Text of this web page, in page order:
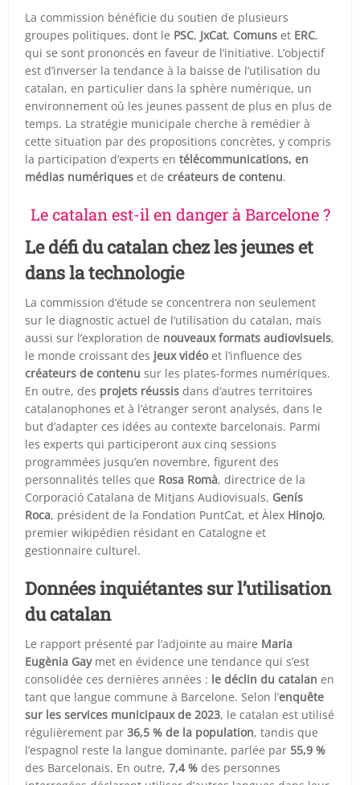
La commission bénéficie du soutien de plusieurs
groupes politiques, dont le PSC, JxCat, Comuns et ERC,
qui se sont prononcés en faveur de l’initiative. L’objectif
est d’inverser la tendance à la baisse de l’utilisation du
catalan, en particulier dans la sphère numérique, un
environnement où les jeunes passent de plus en plus de
temps. La stratégie municipale cherche à remédier à
cette situation par des propositions concrètes, y compris
la participation d’experts entélécommunications, en
médias numériques et decréateurs de contenu.
Le catalan est-il en danger à Barcelone ?
Le défi du catalan chez les jeunes et
dans la technologie
La commission d’étude se concentrera non seulement
sur le diagnostic actuel de l’utilisation du catalan, mais
aussi sur l’exploration de nouveaux formats audiovisuels,
le monde croissant des jeux vidéoet l’influence des
créateurs de contenu sur les plates-formes numériques.
En outre, des projets réussis dans d’autres territoires
catalanophones et à l’étranger seront analysés, dans le
but d’adapter ces idées au contexte barcelonais. Parmi
les experts qui participeront aux cinq sessions
programmées jusqu’en novembre, figurent des
personnalités telles que Rosa Romà, directrice de la
Corporació Catalana de Mitjans Audiovisuals, Genís
Roca, président de la Fondation PuntCat, et Àlex Hinojo,
premier wikipédien résidant en Catalogne et
gestionnaire culturel.
Données inquiétantes sur l’utilisation
du catalan
Le rapport présenté par l’adjointe au maire Maria
Eugènia Gaymet en évidence une tendance qui s’est
consolidée ces dernières années : le déclin du catalan en
tant que langue commune à Barcelone. Selon l’enquête
sur les services municipaux de 2023, le catalan est utilisé
régulièrement par36,5 % de la population, tandis que
l’espagnol reste la langue dominante, parlée par 55,9 %
des Barcelonais. En outre,7,4 % des personnes